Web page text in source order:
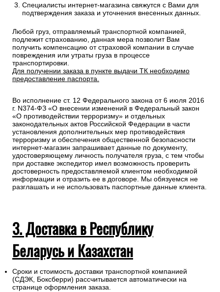
Специалисты интернет-магазина свяжутся с Вами для
подтверждения заказа и уточнения внесенных данных.
Любой груз, отправляемый транспортной компанией,
подлежит страхованию, данная мера позволит Вам
получить компенсацию от страховой компании в случае
повреждения или утраты груза в процессе
транспортировки.
Для получении заказа в пункте выдачи ТК необходимо
предоставление паспорта.
Во исполнение ст. 12 Федерального закона от 6 июля 2016
г. N374-ФЗ «О внесении изменений в Федеральный закон
«О противодействии терроризму» и отдельных
законодательных актов Российской Федерации в части
установления дополнительных мер противодействия
терроризму и обеспечения общественной безопасности
интернет-магазин запрашивает данные по документу,
удостоверяющему личность получателя груза, с тем чтобы
при доставке экспедитор имел возможность проверить
достоверность предоставляемой клиентом необходимой
информации и отразить ее в договоре. Мы обязуемся не
разглашать и не использовать паспортные данные клиента.
3. Доставка в Республику
Беларусь и Казахстан
Сроки и стоимость доставки транспортной компанией
(СДЭК, Боксберри) рассчитывается автоматически на
странице оформления заказа.